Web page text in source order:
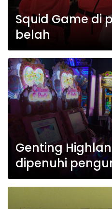
Squid Game di
belah
Genting
dipenuhi